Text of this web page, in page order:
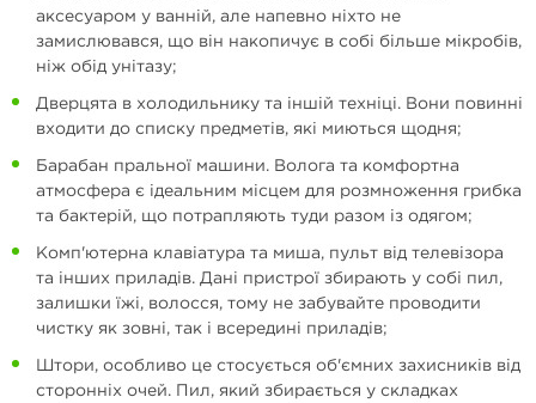
аксесуаром у ванній, але напевно ніхто не
замислювався, що він накопичує в собі більше мікробів,
ніж обід унітазу;
Дверцята в холодильнику та іншій техніці. Вони повинні
входити до списку предметів, які миються щодня;
Барабан пральної машини. Волога та комфортна
атмосфера є ідеальним місцем для розмноження грибка
та бактерій, що потрапляють туди разом із одягом;
Комп'ютерна клавіатура та миша, пульт від телевізора
та інших приладів. Дані пристрої збирають у собі пил,
залишки їжі, волосся, тому не забувайте проводити
чистку як зовні, так і всередині приладів;
Штори, особливо це стосується об'ємних захисників від
сторонніх очей. Пил, який збирається у складках